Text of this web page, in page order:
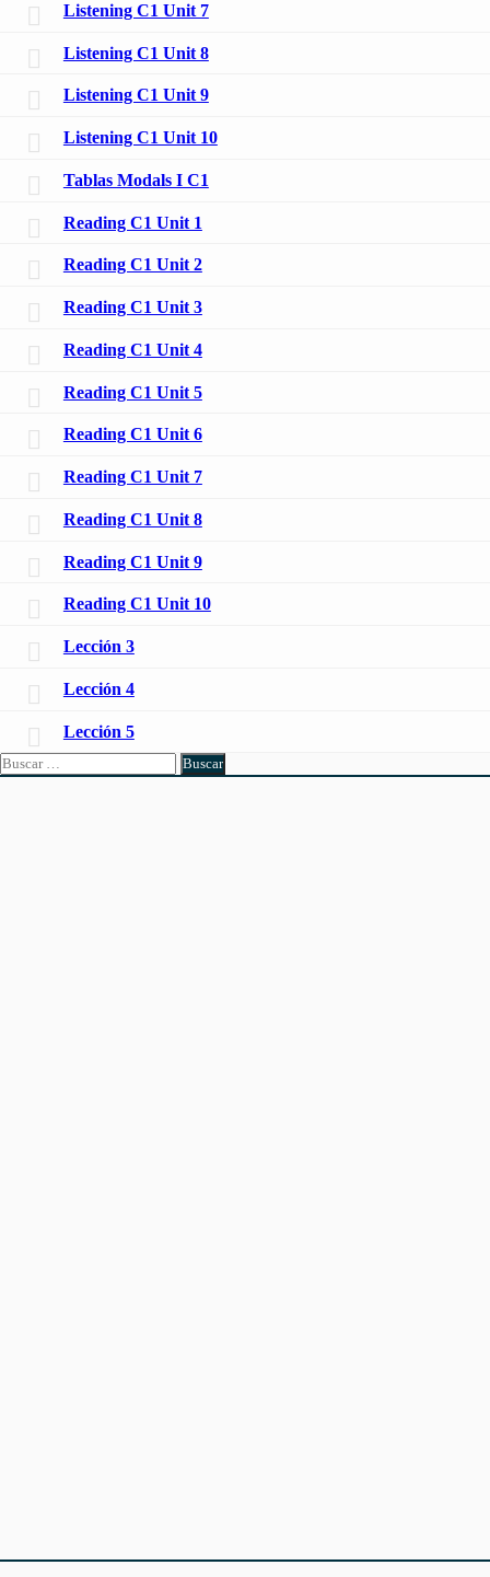
Listening C1 Unit 7
Listening C1 Unit 8
Listening C1 Unit 9
Listening C1 Unit 10
Tablas Modals I C1
Reading C1 Unit 1
Reading C1 Unit 2
Reading C1 Unit 3
Reading C1 Unit 4
Reading C1 Unit 5
Reading C1 Unit 6
Reading C1 Unit 7
Reading C1 Unit 8
Reading C1 Unit 9
Reading C1 Unit 10
Lección 3
Lección 4
Lección 5
Buscar: